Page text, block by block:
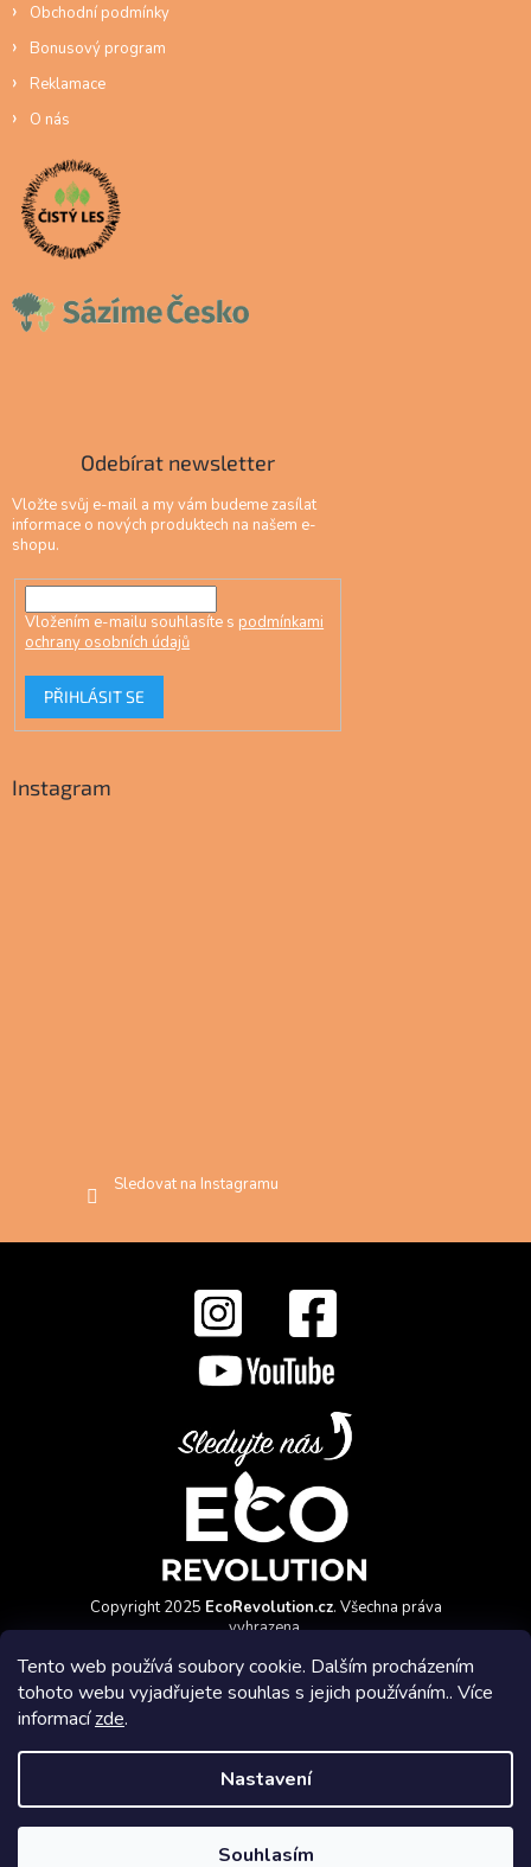
Tento web používá soubory cookie. Dalším procházením
tohoto webu vyjadřujete souhlas s jejich používáním.. Více
informacízde.
Nastavení
Souhlasím
Obchodní podmínky
Bonusový program
Reklamace
O nás
Odebírat newsletter
Vložte svůj e-mail a my vám budeme zasílat
informace o nových produktech na našem e-
shopu.
Vložením e-mailu souhlasíte s podmínkami
ochrany osobních údajů
PŘIHLÁSIT SE
Instagram
Sledovat na Instagramu
Copyright 2025 EcoRevolution.cz. Všechna práva
vyhrazena.
Affiliate program